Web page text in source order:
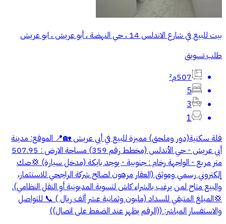
بيت للبيع في شارع الاندلس 14 ، حي النهضة ، أبو عريش ، ابو عريش
طلب تسويق
507م²
5
3
1
فلة سكنية(دور وملحق) مميزة للبيع في أبي عريش 🏡 ​📍 الموقع: مدينة
أبي عريش - حي الأندلس (مخطط رقم 359) مساحة الارض : 507.95
متر مربع - الواجهة رخام : جنوبية - يوجد بايكة (مدخل سيارة) 💢صك
إلكتروني رسمي وموثق (العقار مرهون لصالح شركة الراجحي للاستثمار،
والبيع متاح لمن يرغب بالشراء كاش لتسوية المديونية أو النقل النظامي).
💢المبلغ المتبقي للسداد (مليون وثمانية عشر ألف ريال ) 📞 للتواصل
والاستفسار المباشر: ((الرقم يظهر عند الضغط على اتصال))